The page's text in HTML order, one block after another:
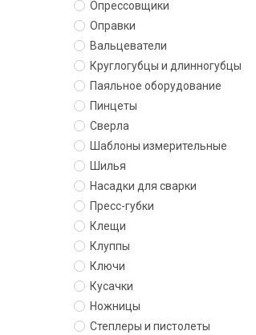
Опрессовщики
Оправки
Вальцеватели
Круглогубцы и длинногубцы
Паяльное оборудование
Пинцеты
Сверла
Шаблоны измерительные
Шилья
Насадки для сварки
Пресс-губки
Клещи
Клуппы
Ключи
Кусачки
Ножницы
Степлеры и пистолеты